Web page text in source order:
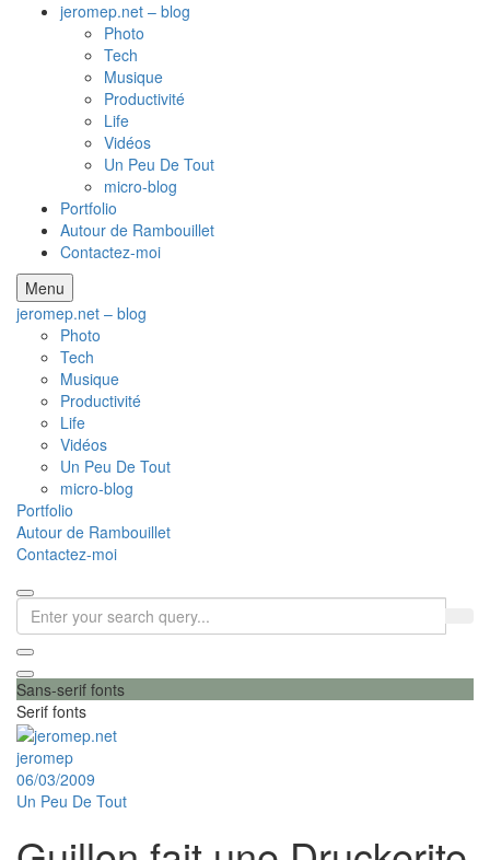
jeromep.net – blog
Photo
Tech
Musique
Productivité
Life
Vidéos
Un Peu De Tout
micro-blog
Portfolio
Autour de Rambouillet
Contactez-moi
Menu
jeromep.net – blog
Photo
Tech
Musique
Productivité
Life
Vidéos
Un Peu De Tout
micro-blog
Portfolio
Autour de Rambouillet
Contactez-moi
Sans-serif fonts
Serif fonts
jeromep
06/03/2009
Un Peu De Tout